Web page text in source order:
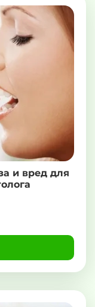
и вред для